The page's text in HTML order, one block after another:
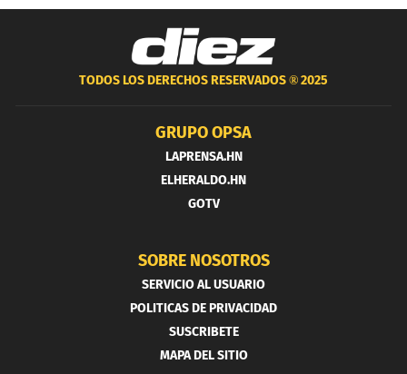
TODOS LOS DERECHOS RESERVADOS ®2025
GRUPO OPSA
LAPRENSA.HN
ELHERALDO.HN
GOTV
SOBRE NOSOTROS
SERVICIO AL USUARIO
POLITICAS DE PRIVACIDAD
SUSCRIBETE
MAPA DEL SITIO